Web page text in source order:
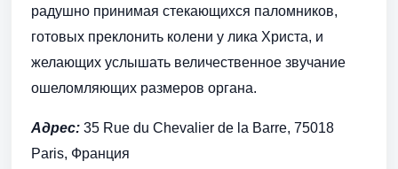
радушно принимая стекающихся паломников,
готовых преклонить колени у лика Христа, и
желающих услышать величественное звучание
ошеломляющих размеров органа.
Адрес: 35 Rue du Chevalier de la Barre, 75018
Paris, Франция